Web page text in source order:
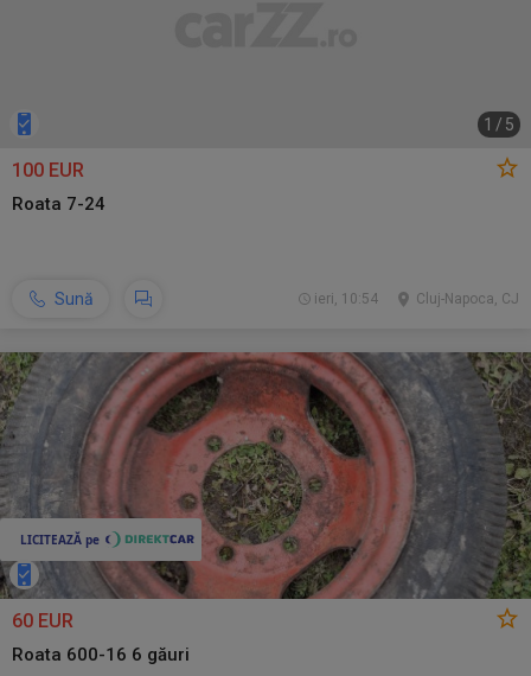
1 / 5
100 EUR
Roata 7-24
Sună Cluj-Napoca, CJ
ieri, 10:54
60 EUR
Roata 600-16 6 găuri